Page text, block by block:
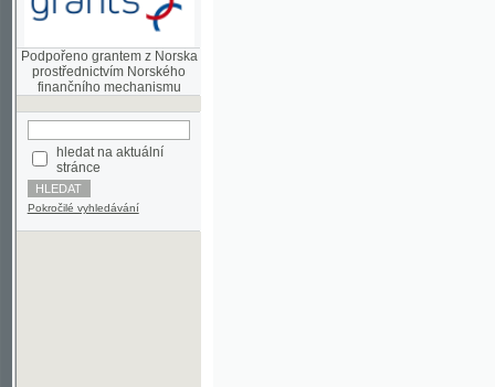
Podpořeno grantem z Norska
prostřednictvím Norského
hledat na aktuální
stránce
Pokročilé vyhledávání